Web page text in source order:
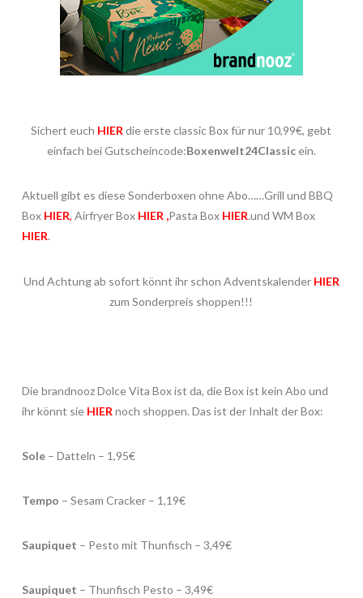
Sichert euch HIER die erste classic Box für nur 10,99€, gebt
einfach bei Gutscheincode:Boxenwelt24Classicein.
Aktuell gibt es diese Sonderboxen ohne Abo……Grill und BBQ
Box HIER, Airfryer Box HIER,Pasta Box HIER.und WM Box
HIER.
Und Achtung ab sofort könnt ihr schon Adventskalender HIER
zum Sonderpreis shoppen!!!
Die brandnooz Dolce Vita Box ist da, die Box ist kein Abo und
ihr könnt sie HIER noch shoppen. Das ist der Inhalt der Box:
Sole– Datteln – 1,95€
Tempo – Sesam Cracker – 1,19€
Saupiquet – Pesto mit Thunfisch – 3,49€
Saupiquet – Thunfisch Pesto – 3,49€